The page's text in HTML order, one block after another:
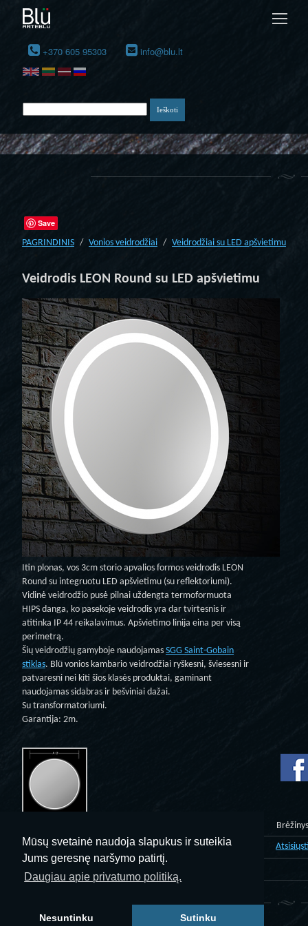
Mūsų svetainė naudoja slapukus ir suteikia
Jums geresnę naršymo patirtį.
Daugiau apie privatumo politiką.
Nesuntinku Sutinku
+370 605 95303 info@blu.lt
Save
PAGRINDINIS
Vonios veidrodžiai Veidrodžiai su LED apšvietimu
Veidrodis LEON Round su LED apšvietimu
Itin plonas, vos 3cm storio apvalios formos veidrodis LEON
Round su integruotu LED apšvietimu (su reflektoriumi).
Vidinė veidrodžio pusė pilnai uždengta termoformuota
HIPS danga, ko pasekoje veidrodis yra dar tvirtesnis ir
atitinka IP 44 reikalavimus. Apšvietimo linija eina per visą
perimetrą.
Šių veidrodžių gamyboje naudojamas SGG Saint-Gobain
stiklas. Blü vonios kambario veidrodžiai ryškesni, šviesesni ir
patvaresni nei kiti šios klasės produktai, gaminant
naudojamas sidabras ir bešviniai dažai.
Su transformatoriumi.
Garantija: 2m.
Brėžinys
670 Ø (mm)
S 250,00 EUR